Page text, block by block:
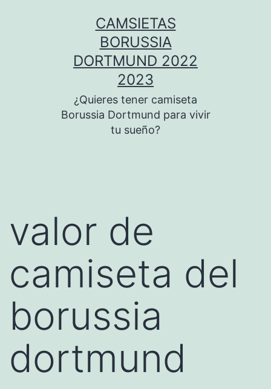
CAMSIETAS
BORUSSIA
DORTMUND 2022
2023
¿Quieres tener camiseta
Borussia Dortmund para vivir
tu sueño?
valor de
camiseta del
borussia
dortmund